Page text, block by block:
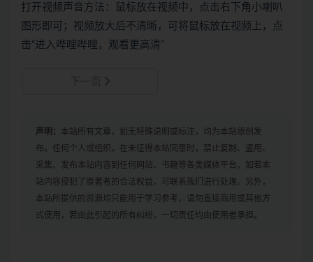
打开视频声音方法：鼠标放在视频中，点击右下角小喇叭
图形即可；视频放大后不清晰，可将鼠标放在视频上，点
击“进入哔哩哔哩，观看更高清”
声明： 本站所有文章，如无特殊说明或标注，均为本站原创发
布。任何个人或组织，在未征得本站同意时，禁止复制、盗用、
采集、发布本站内容到任何网站、书籍等各类媒体平台。如若本
站内容侵犯了原著者的合法权益，可联系我们进行处理。另外，
本站所提供的资源均只能用于学习参考，请勿直接商用或其他方
式使用，若由此引起的所有纠纷，一切责任均由使用者承担。